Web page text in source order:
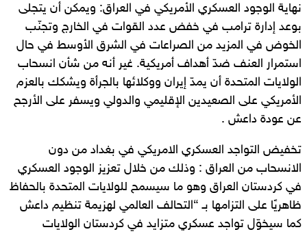
نهاية الوجود العسكري الأمريكي في العراق: ويمكن أن يتجلى
بوعد إدارة ترامب في خفض عدد القوات في الخارج وتجنّب
الخوض في المزيد من الصراعات في الشرق الأوسط في حال
استمرار العنف ضدّ أهداف أمريكية. غير أنه من شأن انسحاب
الولايات المتحدة أن يمدّ إيران ووكلائها بالجرأة ويشكك بالعزم
الأمريكي على الصعيدين الإقليمي والدولي ويسفر على الأرجح
عن عودة داعش .
تخفيض التواجد العسكري الامريكي في بغداد من دون
الانسحاب من العراق : وذلك من خلال تعزيز الوجود العسكري
في كردستان العراق وهو ما سيسمح للولايات المتحدة بالحفاظ
ظاهريًا على التزامها بـ “التحالف العالمي لهزيمة تنظيم داعش
كما سيخوّل تواجد عسكري متزايد في كردستان الولايات